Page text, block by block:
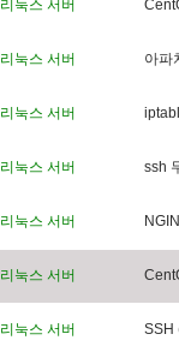
리눅스 서버 Cent
리눅스 서버 아파
리눅스 서버 iptab
리눅스 서버 ssh
리눅스 서버 NG N
리눅스 서버 Cent
리눅스 서버 SSH